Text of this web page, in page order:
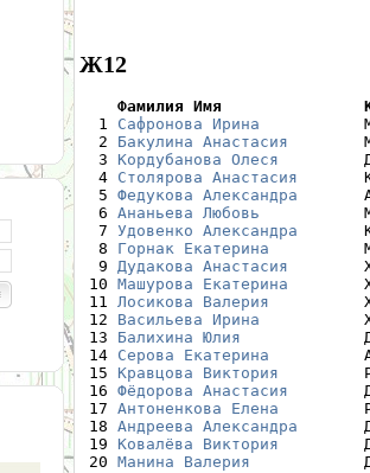
Ж12
Фамилия Имя
1 Сафронова Ирина
  2
Бакулина Анастасия
  3
Кордубанова Олеся
  4
Столярова Анастасия
  5
Федукова Александра
  6
Ананьева Любовь
  7
Удовенко Александра
  8
Горнак Екатерина
  9
Дудакова Анастасия
10 Машурова Екатерина
11 Лосикова Валерия
12 Васильева Ирина
13 Балихина Юлия
14 Серова Екатерина
15 Кравцова Виктория
16 Фёдорова Анастасия
17 Антоненкова Елена
18 Андреева Александра
19 Ковалёва Виктория
20 Манина Валерия